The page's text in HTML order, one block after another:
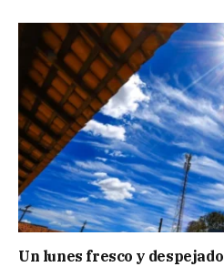
Un lunes fresco y despejado